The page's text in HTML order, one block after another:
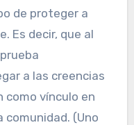
de proteger a
Es decir, que al
a las creencias
como vínculo en
comunidad. (Uno